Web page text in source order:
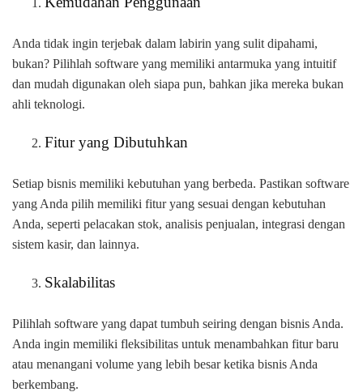
Anda tidak ingin terjebak dalam labirin yang sulit dipahami,
bukan? Pilihlah software yang memiliki antarmuka yang intuitif
dan mudah digunakan oleh siapa pun, bahkan jika mereka bukan
ahli teknologi.
Fitur yang Dibutuhkan
Setiap bisnis memiliki kebutuhan yang berbeda. Pastikan software
yang Anda pilih memiliki fitur yang sesuai dengan kebutuhan
Anda, seperti pelacakan stok, analisis penjualan, integrasi dengan
sistem kasir, dan lainnya.
Skalabilitas
Pilihlah software yang dapat tumbuh seiring dengan bisnis Anda.
Anda ingin memiliki fleksibilitas untuk menambahkan fitur baru
atau menangani volume yang lebih besar ketika bisnis Anda
berkembang.